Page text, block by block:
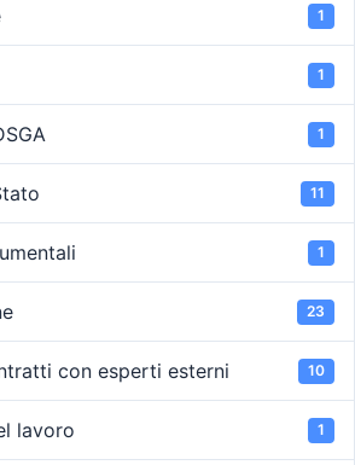
1
1
1
11
1
23
con esperti esterni 10
lavoro 1